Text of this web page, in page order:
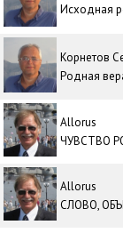
Исходная
Корнетов
Родная
Allorus
ЧУВСТВО
Allorus
СЛОВО,